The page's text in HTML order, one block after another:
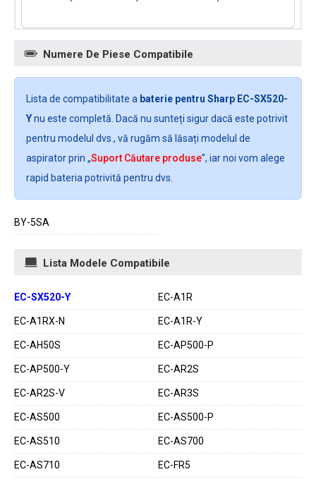
Numere De Piese Compatibile
Lista de compatibilitate a baterie pentru Sharp EC-SX520-
Ynu este completă. Dacă nu sunteți sigur dacă este potrivit
pentru modelul dvs., vă rugăm să lăsați modelul de
aspirator prin „Suport Căutare produse”, iar noi vom alege
rapid bateria potrivită pentru dvs.
BY-5SA
Lista Modele Compatibile
EC-SX520-Y EC-A1R
EC-A1RX-N EC-A1R-Y
EC-AH50S EC-AP500-P
EC-AP500-Y EC-AR2S
EC-AR2S-V EC-AR3S
EC-AS500 EC-AS500-P
EC-AS510 EC-AS700
EC-AS710 EC-FR5